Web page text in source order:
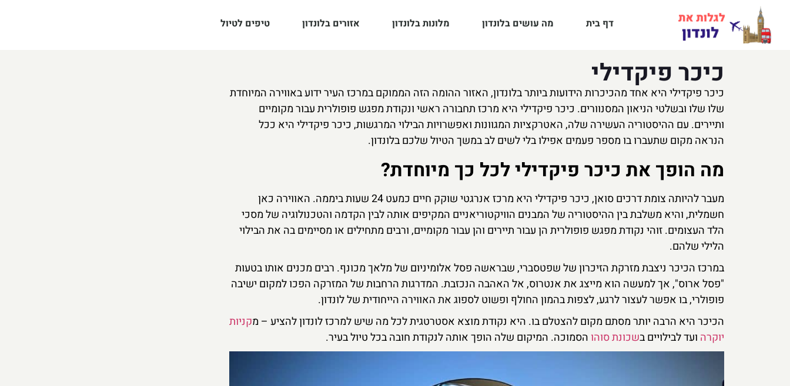
דף בית מה עושים בלונדון מלונות בלונדון אזורים בלונדון טיפים לטיול
כיכר פיקדילי
כיכר פיקדילי היא אחד מהכיכרות הידועות ביותר בלונדון, האזור ההומה הזה הממוקם במרכז העיר ידוע באווירה המיוחדת
שלו שלו ובשלטי הניאון המסנוורים. כיכר פיקדילי היא מרכז תחבורה ראשי ונקודת מפגש פופולרית עבור מקומיים
ותיירים. עם ההיסטוריה העשירה שלה, האטרקציות המגוונות ואפשרויות הבילוי המרגשות, כיכר פיקדילי היא ככל
הנראה מקום שתעברו בו מספר פעמים אפילו בלי לשים לב במשך הטיול שלכם בלונדון.
מה הופך את כיכר פיקדילי לכל כך מיוחדת?
מעבר להיותה צומת דרכים סואן, כיכר פיקדילי היא מרכז אנרגטי שוקק חיים כמעט 24 שעות ביממה. האווירה כאן
חשמלית, והיא משלבת בין ההיסטוריה של המבנים הוויקטוריאניים המקיפים אותה לבין הקדמה והטכנולוגיה של מסכי
הלד העצומים. זוהי נקודת מפגש פופולרית הן עבור תיירים והן עבור מקומיים, ורבים מתחילים או מסיימים בה את הבילוי
הלילי שלהם.
במרכז הכיכר ניצבת מזרקת הזיכרון של שפטסברי, שבראשה פסל אלומיניום של מלאך מכונף. רבים מכנים אותו בטעות
"פסל ארוס", אך למעשה הוא מייצג את אנטרוס, אל האהבה הנכזבת. המדרגות הרחבות של המזרקה הפכו למקום ישיבה
פופולרי, בו אפשר לעצור לרגע, לצפות בהמון החולף ופשוט לספוג את האווירה הייחודית של לונדון.
הכיכר היא הרבה יותר מסתם מקום להצטלם בו. היא נקודת מוצא אסטרטגית לכל מה שיש למרכז לונדון להציע – מקניות
יוקרה ועד לבילויים בשכונת סוהו הסמוכה. המיקום שלה הופך אותה לנקודת חובה בכל טיול בעיר.